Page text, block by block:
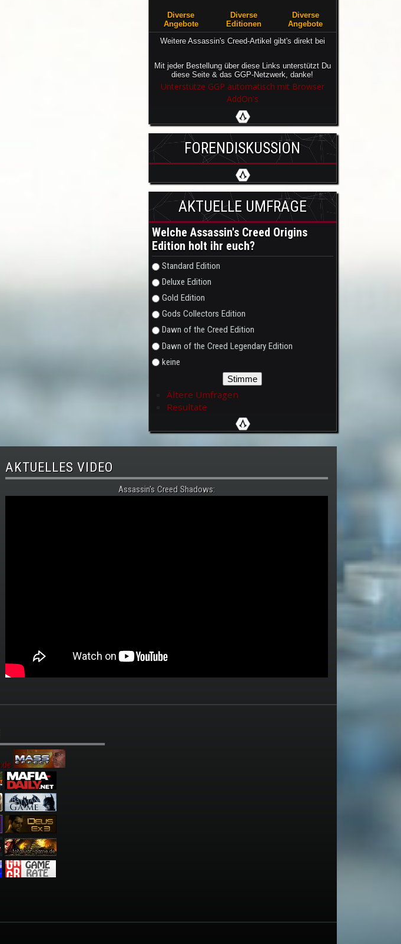
Diverse
Angebote
Diverse
Editionen
Diverse
Angebote
Weitere Assassin's Creed-Artikel gibt's direkt bei
Mit jeder Bestellung über diese Links unterstützt Du
diese Seite & das GGP-Netzwerk, danke!
Unterstütze GGP automatisch mit Browser
AddOn's
FORENDISKUSSION
AKTUELLE UMFRAGE
Welche Assassin's Creed Origins
Edition holt ihr euch?
Auswahlmöglichkeiten
Standard Edition
Deluxe Edition
Gold Edition
Gods Collectors Edition
Dawn of the Creed Edition
Dawn of the Creed Legendary Edition
keine
Ältere Umfragen
Resultate
AKTUELLES VIDEO
Assassin's Creed Shadows: